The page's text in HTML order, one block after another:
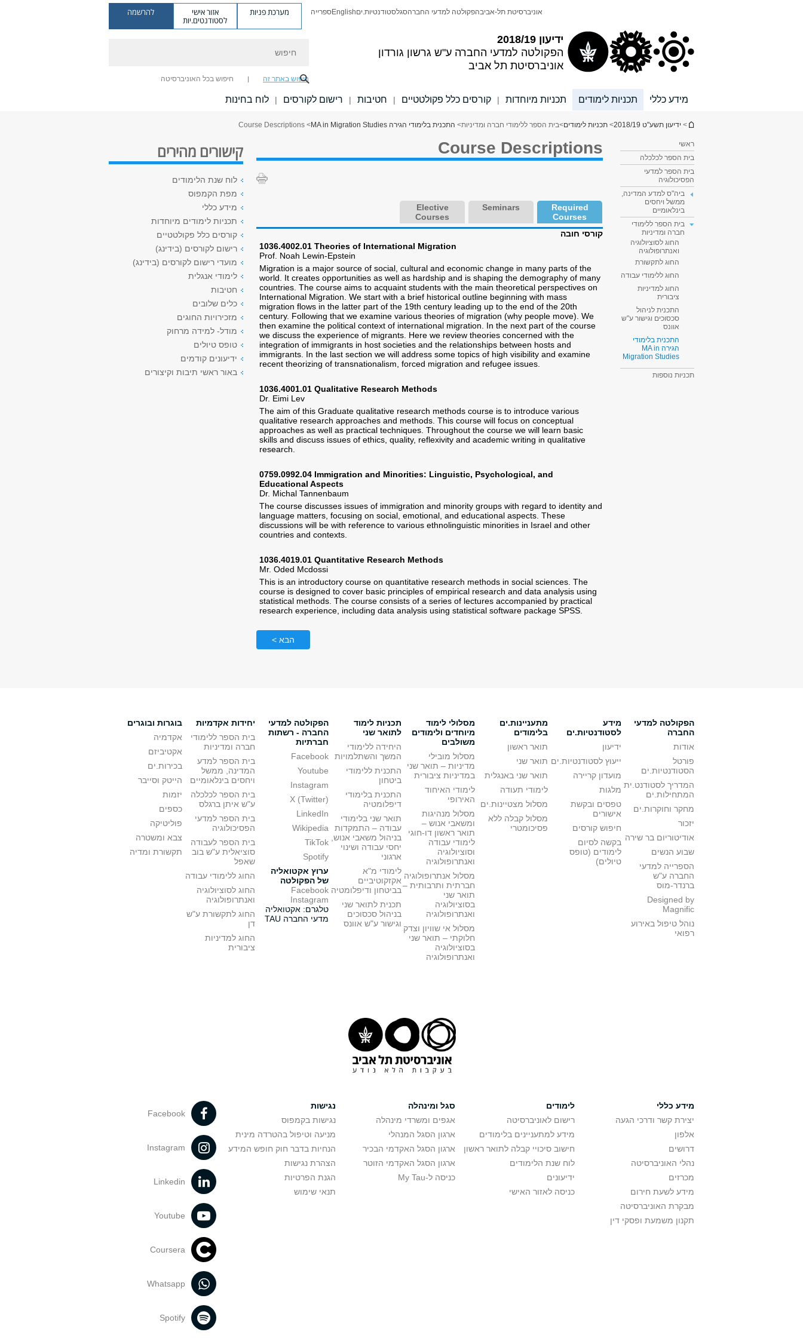
ידיעון 2018/19
הפקולטה למדעי החברה ע"ש גרשון גורדון
אוניברסיטת תל אביב
אוניברסיטת תל-אביבהפקולטה למדעי החברהסגלסטודנטיות.יםEnglishספרייה מערכת פניות אזור אישי
לסטודנטים.יות
להרשמה
חיפוש באתר זה חיפוש בכל האוניברסיטה
מידע כללי תכניות לימודים תכניות מיוחדות | קורסים כלל פקולטטיים | חטיבות | רישום לקורסים | לוח בחינות
הינך נמצא כאן
> ידיעון תשע"ט 2018/19 > תכניות לימודים>בית הספר ללימודי חברה ומדיניות> התכנית בלימודי הגירה MA in Migration Studies​ > Course Descriptions
ראשי
בית הספר לכלכלה
בית הספר למדעי
הפסיכולוגיה
ביה"ס למדע המדינה,
ממשל ויחסים
בינלאומיים
בית הספר ללימודי
חברה ומדיניות
החוג לסוציולוגיה
ואנתרופולוגיה
החוג לתקשורת
החוג ללימודי עבודה
החוג למדיניות
ציבורית
התכנית לניהול
סכסוכים וגישור ע"ש
אוונס
התכנית בלימודי
הגירה MA in
Migration Studies​
תכניות נוספות
Course Descriptions
Required
Courses
Seminars
Elective
Courses
קורסי חובה
1036.4002.01 Theories of International Migration
Prof. Noah Lewin-Epstein
Migration is a major source of social, cultural and economic change in many parts of the
world. It creates opportunities as well as hardship and is shaping the demography of many
countries. The course aims to acquaint students with the main theoretical perspectives on
International Migration. We start with a brief historical outline beginning with mass
migration flows in the latter part of the 19th century leading up to the end of the 20th
century. Following that we examine various theories of migration (why people move). We
then examine the political context of international migration. In the next part of the course
we discuss the experience of migrants. Here we review theories concerned with the
integration of immigrants in host societies and the relationships between hosts and
immigrants. In the last section we will address some topics of high visibility and examine
recent theorizing of transnationalism, forced migration and refugee issues.
1036.4001.01 Qualitative Research Methods
Dr. Eimi Lev
The aim of this Graduate qualitative research methods course is to introduce various
qualitative research approaches and methods. This course will focus on conceptual
approaches as well as practical techniques. Throughout the course we will learn basic
skills and discuss issues of ethics, quality, reflexivity and academic writing in qualitative
research.
0759.0992.04 Immigration and Minorities: Linguistic, Psychological, and
Educational Aspects
Dr. Michal Tannenbaum
The course discusses issues of immigration and minority groups with regard to identity and
language matters, focusing on social, emotional, and educational aspects. These
discussions will be with reference to various ethnolinguistic minorities in Israel and other
countries and contexts.
1036.4019.01 Quantitative Research Methods
Mr. Oded Mcdossi
This is an introductory course on quantitative research methods in social sciences. The
course is designed to cover basic principles of empirical research and data analysis using
statistical methods. The course consists of a series of lectures accompanied by practical
research experience, including data analysis using statistical software package SPSS.
הבא >
קישורים מהירים
לוח שנת הלימודים
מפת הקמפוס
מידע כללי
תכניות לימודים מיוחדות
קורסים כלל פקולטטיים
רישום לקורסים (בידינג)
מועדי רישום לקורסים (בידינג)
לימודי אנגלית
חטיבות
כלים שלובים
מזכירויות החוגים
מודל- למידה מרחוק
טופס טיולים
ידיעונים קודמים
באור ראשי תיבות וקיצורים
הפקולטה למדעי
החברה
אודות
פורטל
הסטודנטיות.ים
המדריך לסטודנט.ית
המתחילות.ים
מחקר וחוקרות.ים
יזכור
אודיטוריום בר שירה
שבוע הנשים
הספרייה למדעי
החברה ע"ש
ברנדר-מוס
Designed by
Magnific
נוהל טיפול באירוע
רפואי
מידע
לסטודנטיות.ים
ידיעון
ייעוץ לסטודנטיות.ים
מועדון קריירה
מלגות
טפסים ובקשת
אישורים
חיפוש קורסים
בקשה לסיום
לימודים (טופס
טיולים)
מתעניינות.ים
בלימודים
תואר ראשון
תואר שני
תואר שני באנגלית
לימודי תעודה
מסלול מצטיינות.ים
מסלול קבלה ללא
פסיכומטרי
מסלולי לימוד
מיוחדים ולימודים
משולבים
מסלול מובילי
מדיניות – תואר שני
במדיניות ציבורית
לימודי האיחוד
האירופי
מסלול מנהיגות
ומשאבי אנוש –
תואר ראשון דו-חוגי
לימודי עבודה
וסוציולוגיה
ואנתרופולוגיה
מסלול אנתרופולוגיה
חברתית ותרבותית –
תואר שני
בסוציולוגיה
ואנתרופולוגיה
מסלול אי שוויון וצדק
חלוקתי – תואר שני
בסוציולוגיה
ואנתרופולוגיה
תכניות לימוד
לתואר שני
היחידה ללימודי
המשך והשתלמויות
התכנית ללימודי
ביטחון
התכנית בלימודי
דיפלומטיה
תואר שני בלימודי
עבודה – התמקדות
בניהול משאבי אנוש,
יחסי עבודה ושינוי
ארגוני
לימודי מ"א
אקזקוטיביים
בביטחון ודיפלומטיה
תכנית לתואר שני
בניהול סכסוכים
וגישור ע"ש אוונס
הפקולטה למדעי
החברה - רשתות
חברתיות
Facebook
Youtube
Instagram
X (Twitter)
LinkedIn
Wikipedia
TikTok
Spotify
ערוץ אקטואליה
של הפקולטה
Facebook
Instagram
טלגרם: אקטואליה
מדעי החברה TAU
יחידות אקדמיות
בית הספר ללימודי
חברה ומדיניות
בית הספר למדע
המדינה, ממשל
ויחסים בינלאומיים
בית הספר לכלכלה
ע"ש איתן ברגלס
בית הספר למדעי
הפסיכולוגיה
בית הספר לעבודה
סוציאלית ע"ש בוב
שאפל
החוג ללימודי עבודה
החוג לסוציולוגיה
ואנתרופולוגיה
החוג לתקשורת ע"ש
דן
החוג למדיניות
ציבורית
בוגרות ובוגרים
אקדמיה
אקטיביזם
בכירות.ים
הייטק וסייבר
יזמות
כספים
פוליטיקה
צבא ומשטרה
תקשורת ומדיה
מידע כללי
יצירת קשר ודרכי הגעה
אלפון
דרושים
נהלי האוניברסיטה
מכרזים
מידע לשעת חירום
מבקרת האוניברסיטה
תקנון משמעת ופסקי דין
לימודים
רישום לאוניברסיטה
מידע למתעניינים בלימודים
חישוב סיכויי קבלה לתואר ראשון
לוח שנת הלימודים
ידיעונים
כניסה לאזור האישי
סגל ומינהלה
אגפים ומשרדי מינהלה
ארגון הסגל המנהלי
ארגון הסגל האקדמי הבכיר
ארגון הסגל האקדמי הזוטר
כניסה ל-My Tau
נגישות
נגישות בקמפוס
מניעה וטיפול בהטרדה מינית
הנחיות בדבר חוק חופש המידע
הצהרת נגישות
הגנת הפרטיות
תנאי שימוש
Facebook
Instagram
Linkedin
Youtube
Coursera
Whatsapp
Spotify